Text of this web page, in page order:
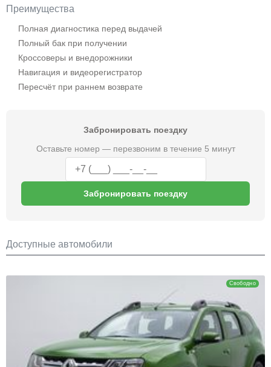
Преимущества
Полная диагностика перед выдачей
Полный бак при получении
Кроссоверы и внедорожники
Навигация и видеорегистратор
Пересчёт при раннем возврате
Забронировать поездку
Оставьте номер — перезвоним в течение 5 минут
Забронировать поездку
Доступные автомобили
Свободно